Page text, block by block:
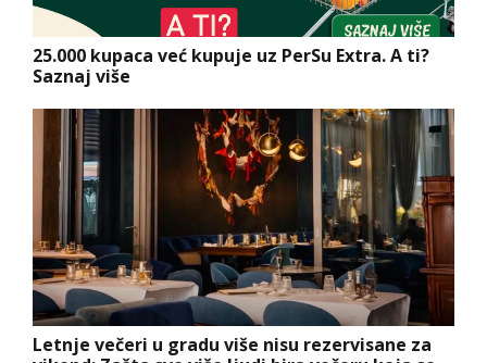
25.000 kupaca već kupuje uz PerSu Extra. A ti?
Saznaj više
Letnje večeri u gradu više nisu rezervisane za